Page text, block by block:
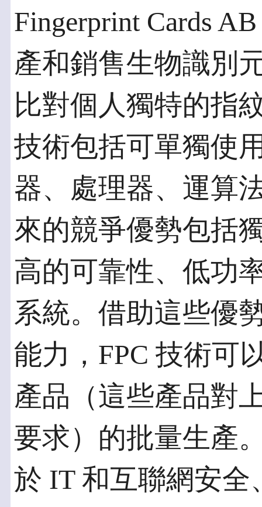
Fingerprint Cards
產和銷售生物識別
比對個人獨特的指
技術包括可單獨使
器、處理器、運算
來的競爭優勢包括
高的可靠性、低功
系統。借助這些優
能力，FPC 技術可
產品（這些產品對
要求）的批量生產
於 IT 和互聯網安